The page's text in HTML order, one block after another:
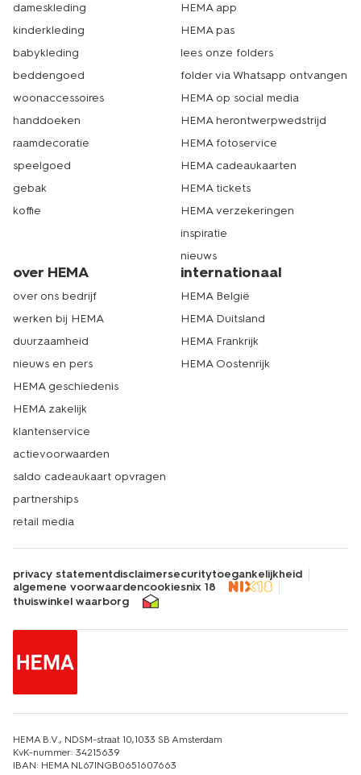
dameskleding
kinderkleding
babykleding
beddengoed
woonaccessoires
handdoeken
raamdecoratie
speelgoed
gebak
koffie
HEMA app
HEMA pas
lees onze folders
folder via Whatsapp ontvangen
HEMA op social media
HEMA herontwerpwedstrijd
HEMA fotoservice
HEMA cadeaukaarten
HEMA tickets
HEMA verzekeringen
inspiratie
nieuws
over HEMA
over ons bedrijf
werken bij HEMA
duurzaamheid
nieuws en pers
HEMA geschiedenis
HEMA zakelijk
klantenservice
actievoorwaarden
saldo cadeaukaart opvragen
partnerships
retail media
internationaal
HEMA België
HEMA Duitsland
HEMA Frankrijk
HEMA Oostenrijk
privacy statementdisclaimersecuritytoegankelijkheid
algemene voorwaardencookiesnix 18
thuiswinkel waarborg
HEMA B.V., NDSM-straat 10,1033 SB Amsterdam
KvK-nummer: 34215639
IBAN: HEMA NL67INGB0651607663